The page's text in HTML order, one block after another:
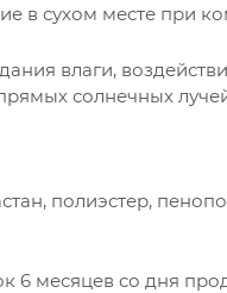
в сухом месте при
влаги,
солнечных
полиэстер,
6 месяцев со дня